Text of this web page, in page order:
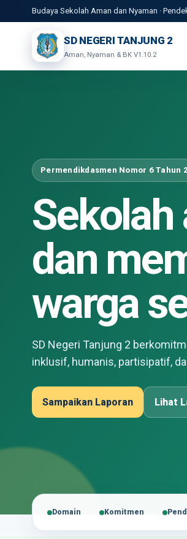
Budaya Sekolah Aman dan Nyaman ·
SD NEGERI TANJUNG 2
Aman, Nyaman & BK V1.10.2
Permendikdasmen Nomor 6 Tahun
Sekolah
dan
warga
SD Negeri Tanjung 2
inklusif, humanis, partisipatif,
Sampaikan Laporan Lihat
Domain Komitmen